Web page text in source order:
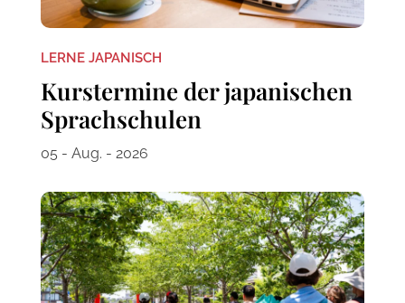
LERNE JAPANISCH
Kurstermine der japanischen
Sprachschulen
05 - Aug. - 2026